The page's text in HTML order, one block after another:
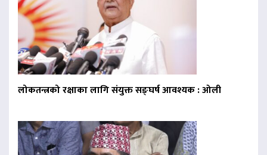
लोकतन्त्रको रक्षाका लागि संयुक्त सङ्घर्ष आवश्यक : ओली